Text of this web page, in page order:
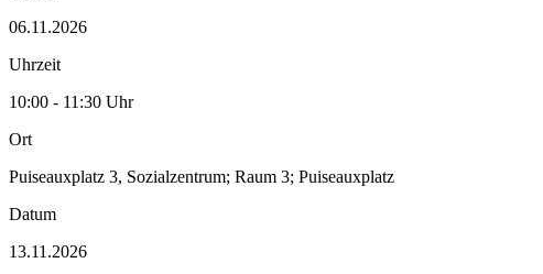
06.11.2026
Uhrzeit
10:00 - 11:30 Uhr
Ort
Puiseauxplatz 3, Sozialzentrum; Raum 3; Puiseauxplatz
Datum
13.11.2026